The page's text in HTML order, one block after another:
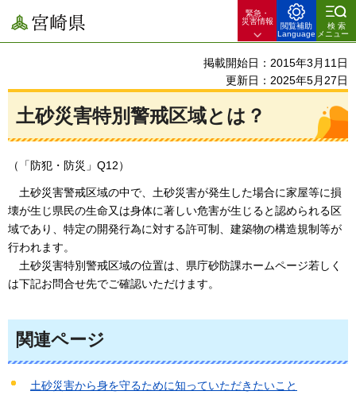
宮崎県
緊急・
災害情報
閲覧補助
Language
検索
メニュー
掲載開始日：2015年3月11日
更新日：2025年5月27日
土砂災害特別警戒区域とは？
（「防犯・防災」Q12）
土砂災害警戒区域の中で、土砂災害が発生した場合に家屋等に損
壊が生じ県民の生命又は身体に著しい危害が生じると認められる区
域であり、特定の開発行為に対する許可制、建築物の構造規制等が
行われます。
土砂災害特別警戒区域の位置は、県庁砂防課ホームページ若しく
は下記お問合せ先でご確認いただけます。
関連ページ
土砂災害から身を守るために知っていただきたいこと